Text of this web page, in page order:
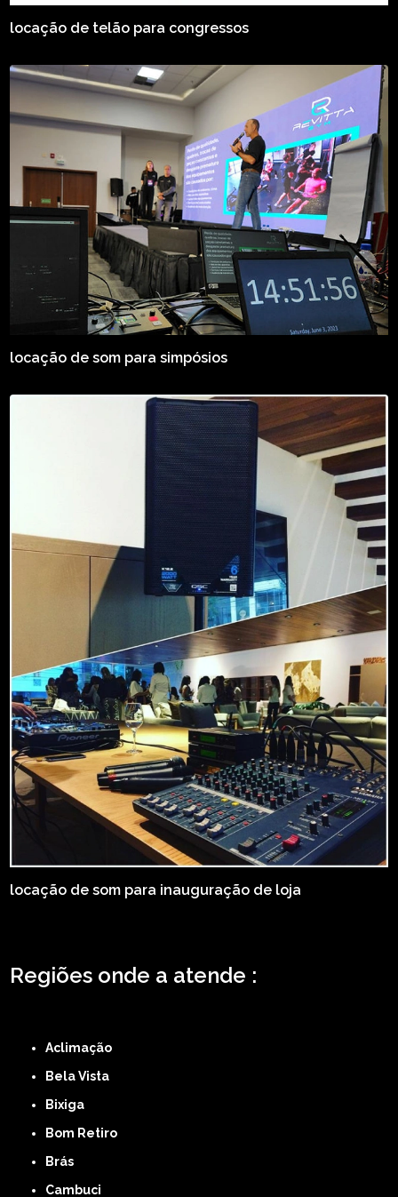
locação de telão para congressos
locação de som para simpósios
locação de som para inauguração de loja
Regiões onde a atende :
Aclimação
Bela Vista
Bixiga
Bom Retiro
Brás
Cambuci